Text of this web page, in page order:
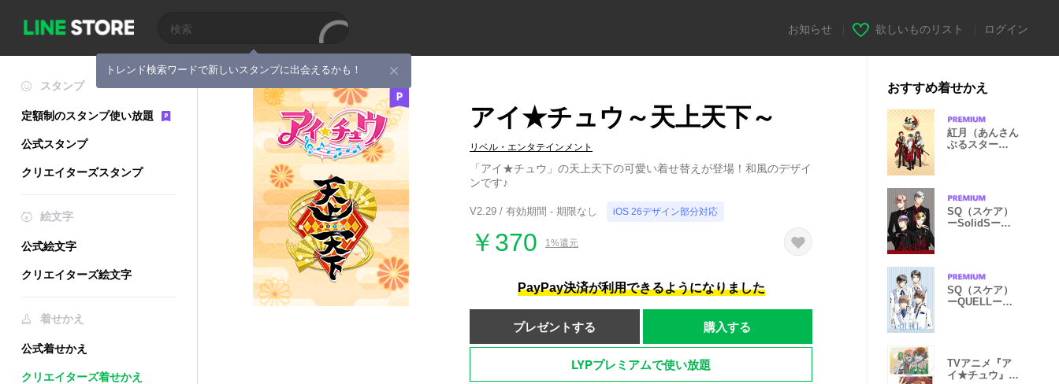
トレンド検索ワードで新しいスタンプに出会えるかも！
お知らせ 欲しいものリスト ログイン
スタンプ
定額制のスタンプ使い放題
公式スタンプ
クリエイターズスタンプ
絵文字
公式絵文字
クリエイターズ絵文字
着せかえ
公式着せかえ
クリエイターズ着せかえ
アイ★チュウ～天上天下～
リベル・エンタテインメント
「アイ★チュウ」の天上天下の可愛い着せ替えが登場！和風のデザイ
ンです♪
V2.29 / 有効期間 - 期限なし iOS 26デザイン部分対応
￥370 1%還元
PayPay決済が利用できるようになりました
プレゼントする 購入する
LYPプレミアムで使い放題
おすすめ着せかえ
紅月（あんさん
ぶるスター
SQ（スケア）
ーSolidSー
SQ（スケア）
ーQUELLー
TVアニメ『ア
イ★チュウ』